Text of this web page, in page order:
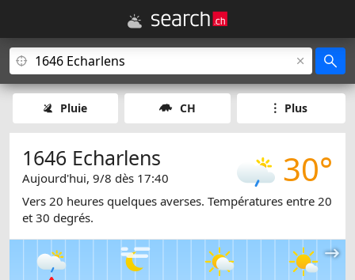
Pluie CH Plus
30°
1646 Echarlens
Aujourd'hui, 9/8 dès 17:40
Vers 20 heures quelques averses. Températures entre 20
et 30 degrés.